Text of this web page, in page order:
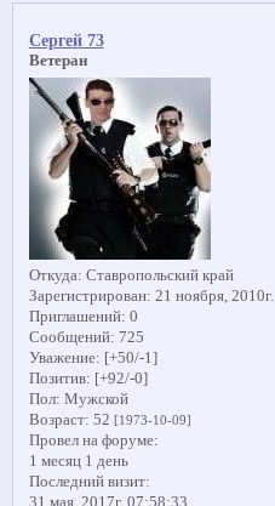
Сергей 73
Ветеран
Откуда: Ставропольский край
Зарегистрирован: 21 ноября, 2010г.
Приглашений: 0
Сообщений: 725
Уважение: [+50/-1]
Позитив: [+92/-0]
Пол: Мужской
Возраст: 52 [1973-10-09]
Провел на форуме:
1 месяц 1 день
Последний визит: